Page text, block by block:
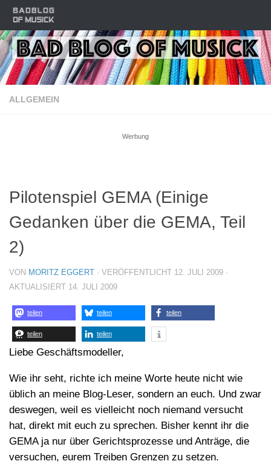
Zum Inhalt springen
ALLGEMEIN
Werbung
Pilotenspiel GEMA (Einige
Gedanken über die GEMA, Teil
2)
VON MORITZ EGGERT · VERÖFFENTLICHT 12. JULI 2009 ·
AKTUALISIERT 14. JULI 2009
teilen teilen teilen
teilen teilen
Liebe Geschäftsmodeller,
Wie ihr seht, richte ich meine Worte heute nicht wie
üblich an meine Blog-Leser, sondern an euch. Und zwar
deswegen, weil es vielleicht noch niemand versucht
hat, direkt mit euch zu sprechen. Bisher kennt ihr die
GEMA ja nur über Gerichtsprozesse und Anträge, die
versuchen, eurem Treiben Grenzen zu setzen.